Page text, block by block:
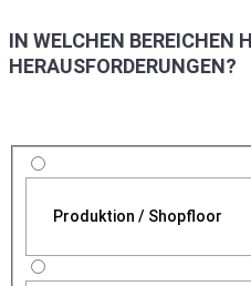
IN WELCHEN BEREICHEN
HERAUSFORDERUNGEN?
Produktion / Shopfloor